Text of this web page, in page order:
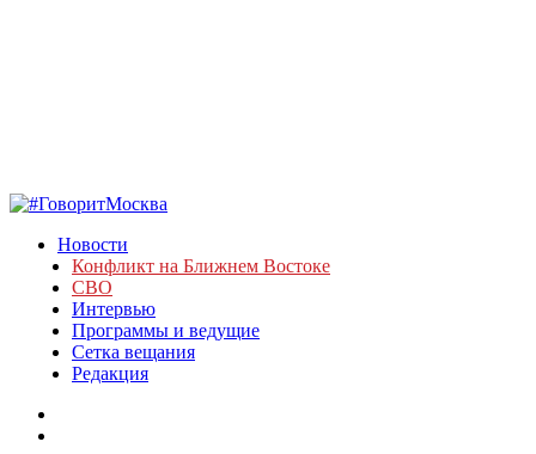
Новости
Конфликт на Ближнем Востоке
СВО
Интервью
Программы и ведущие
Сетка вещания
Редакция